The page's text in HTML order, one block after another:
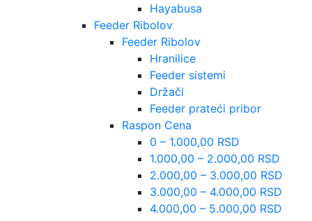
Hayabusa
Feeder Ribolov
Feeder Ribolov
Hranilice
Feeder sistemi
Držači
Feeder prateći pribor
Raspon Cena
0 – 1.000,00 RSD
1.000,00 – 2.000,00 RSD
2.000,00 – 3.000,00 RSD
3.000,00 – 4.000,00 RSD
4.000,00 – 5.000,00 RSD